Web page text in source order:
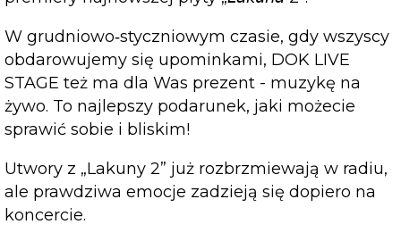
W grudniowo‑styczniowym czasie, gdy wszyscy
obdarowujemy się upominkami, DOK LIVE
STAGE też ma dla Was prezent - muzykę na
żywo. To najlepszy podarunek, jaki możecie
sprawić sobie i bliskim!
Utwory z „Lakuny 2” już rozbrzmiewają w radiu,
ale prawdziwa emocje zadzieją się dopiero na
koncercie.